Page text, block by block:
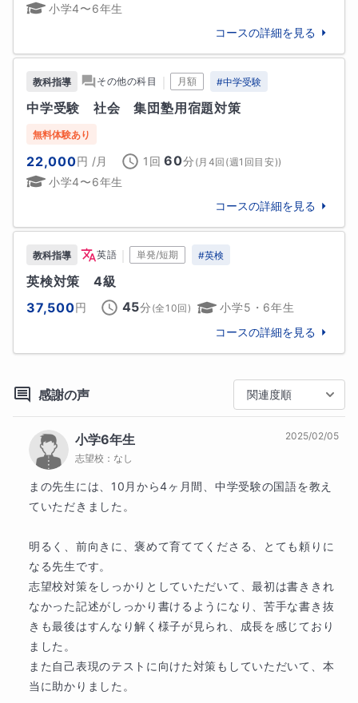
【学歴】
2013年3月　私立東京女学館中学校卒業
2016年3月　私立東京女学館高等学校卒業入学
2020年3月　東京藝術大学音楽学部声楽科卒業
2023年3月　東京藝術大学大学院音楽研究科オペラ専
【職歴】
2016年〜2023年　（株）トライプラス赤羽校　講師
2023年　東京都非常勤講師
【免許・資格】
中学校教諭専修免許（音楽）
高等学校教諭先週免許（音楽）
実用英語技能検定2級
小学4〜6年生
コースの詳細を見る
教科指導 その他の科目 月額 #中学受験
中学受験　社会　集団塾用宿題対策
無料体験あり
22,000円 /月 1回 60分 ( 月4回(週1回目安))
小学4〜6年生
コースの詳細を見る
教科指導 英語 単発/短期 #英検
英検対策　4級
37,500円 45分 (全10回)
小学5・6年生
コースの詳細を見る
感謝の声 関連度順
小学6年生
志望校： なし
2025/02/05
まの先生には、10月から4ヶ月間、中学受験の国語を教え
ていただきました。
明るく、前向きに、褒めて育ててくださる、とても頼りに
なる先生です。
志望校対策をしっかりとしていただいて、最初は書ききれ
なかった記述がしっかり書けるようになり、苦手な書き抜
きも最後はすんなり解く様子が見られ、成長を感じており
ました。
また自己表現のテストに向けた対策もしていただいて、本
当に助かりました。